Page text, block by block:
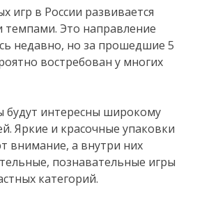
игр в России развивается
Это направление
недавно, но за прошедшие 5
востребован у многих
будут интересны широкому
Яркие и красочные упаковки
внимание, а внутри них
познавательные игры
категорий.